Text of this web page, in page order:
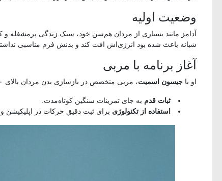
وضعیت اولیه
آدامز مانند بسیاری از مردان هم‌سن خود، سبک زندگی پرمشغله
شبانه باعث شده بود انرژی‌اش افت کند و بدنش فرم مناسبی
آغاز برنامه با مربی
او با جیسون اسمیت، مربی متخصص در بازسازی بدن مردان بالای ۴۰ سال، همکاری کرد. فلسفه تمرین ساده بود:
ثبات قدم به جای تمرینات سنگین کوتاه‌مدت.
استفاده از تکنولوژی برای ثبت دقیق حرکات در اپلیکیشن